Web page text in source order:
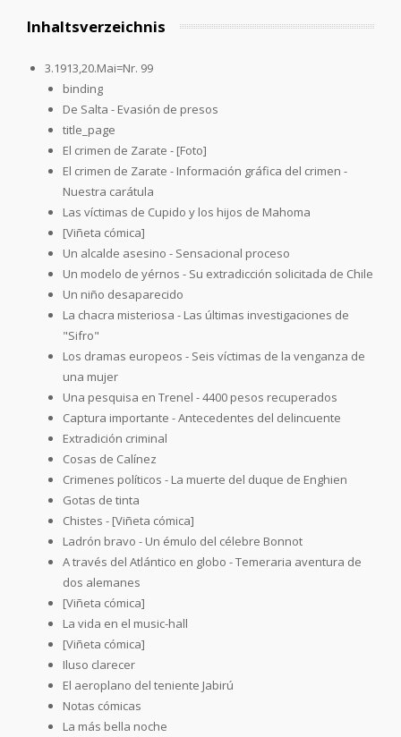
Inhaltsverzeichnis
3.1913,20.Mai=Nr. 99
binding
De Salta - Evasión de presos
title_page
El crimen de Zarate - [Foto]
El crimen de Zarate - Información gráfica del crimen -
Nuestra carátula
Las víctimas de Cupido y los hijos de Mahoma
[Viñeta cómica]
Un alcalde asesino - Sensacional proceso
Un modelo de yérnos - Su extradicción solicitada de Chile
Un niño desaparecido
La chacra misteriosa - Las últimas investigaciones de
"Sifro"
Los dramas europeos - Seis víctimas de la venganza de
una mujer
Una pesquisa en Trenel - 4400 pesos recuperados
Captura importante - Antecedentes del delincuente
Extradición criminal
Cosas de Calínez
Crimenes políticos - La muerte del duque de Enghien
Gotas de tinta
Chistes - [Viñeta cómica]
Ladrón bravo - Un émulo del célebre Bonnot
A través del Atlántico en globo - Temeraria aventura de
dos alemanes
[Viñeta cómica]
La vida en el music-hall
[Viñeta cómica]
Iluso clarecer
El aeroplano del teniente Jabirú
Notas cómicas
La más bella noche